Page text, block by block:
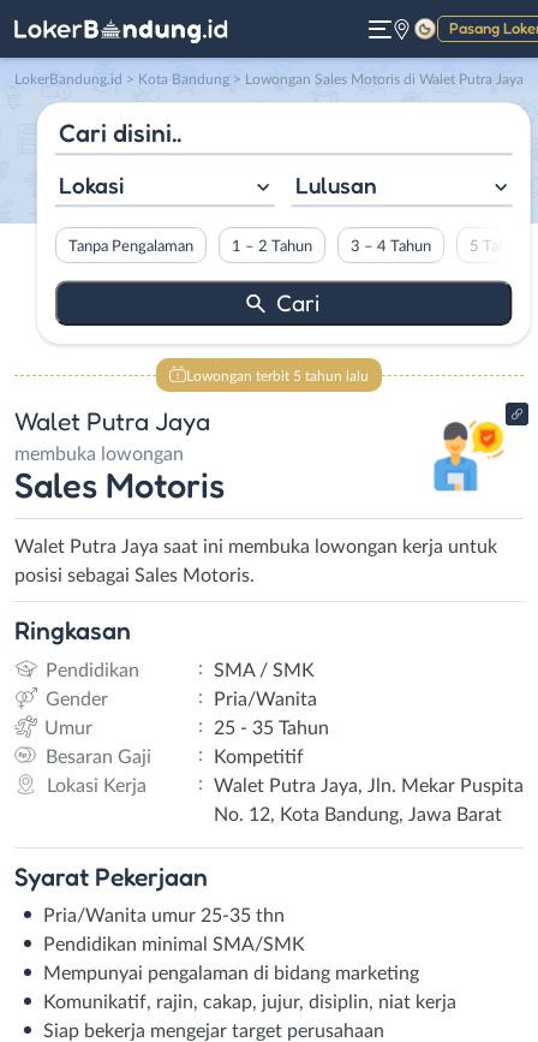
Pasang
Gelap
LokerBandung.id > Kota Bandung > Lowongan Sales Motoris di Walet Putra Jaya
Lokasi Lulusan
Tanpa Pengalaman 1 – 2 Tahun 3 – 4 Tahun 5 Tahun
Lowongan terbit 5 tahun lalu
Walet Putra Jaya
membuka lowongan
Sales Motoris
Walet Putra Jaya saat ini membuka lowongan kerja untuk
posisi sebagai Sales Motoris.
Ringkasan
Pendidikan :
SMA / SMK
Gender
:
Pria/Wanita
Umur
:
25 - 35 Tahun
Besaran Gaji
:
Kompetitif
Lokasi Kerja
:
Walet Putra Jaya, Jln. Mekar Puspita
No. 12, Kota Bandung, Jawa Barat
Syarat Pekerjaan
Pria/Wanita umur 25-35 thn
Pendidikan minimal SMA/SMK
Mempunyai pengalaman di bidang marketing
Komunikatif, rajin, cakap, jujur, disiplin, niat kerja
Siap bekerja mengejar target perusahaan